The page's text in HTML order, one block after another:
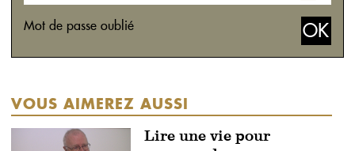
Mot de passe oublié
VOUS AIMEREZ AUSSI
Lire une vie pour